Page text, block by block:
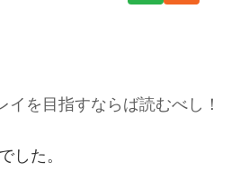
イを目指すならば読むべし！
した。